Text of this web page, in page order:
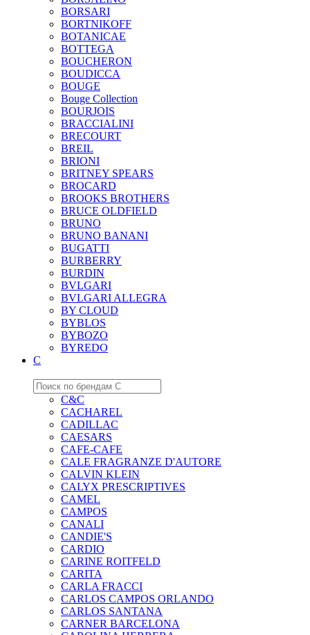
BORSARI
BORTNIKOFF
BOTANICAE
BOTTEGA
BOUCHERON
BOUDICCA
BOUGE
Bouge Collection
BOURJOIS
BRACCIALINI
BRECOURT
BREIL
BRIONI
BRITNEY SPEARS
BROCARD
BROOKS BROTHERS
BRUCE OLDFIELD
BRUNO
BRUNO BANANI
BUGATTI
BURBERRY
BURDIN
BVLGARI
BVLGARI ALLEGRA
BY CLOUD
BYBLOS
BYBOZO
BYREDO
C
C&C
CACHAREL
CADILLAC
CAESARS
CAFE-CAFE
CALE FRAGRANZE D'AUTORE
CALVIN KLEIN
CALYX PRESCRIPTIVES
CAMEL
CAMPOS
CANALI
CANDIE'S
CARDIO
CARINE ROITFELD
CARITA
CARLA FRACCI
CARLOS CAMPOS ORLANDO
CARLOS SANTANA
CARNER BARCELONA